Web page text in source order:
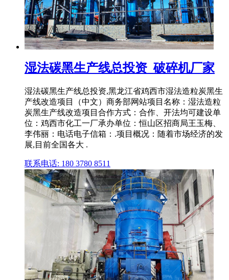
湿法碳黑生产线总投资_破碎机厂家
湿法碳黑生产线总投资,黑龙江省鸡西市湿法造粒炭黑生
产线改造项目（中文）商务部网站项目名称：湿法造粒
炭黑生产线改造项目合作方式：合作、开法均可建设单
位：鸡西市化工一厂承办单位：恒山区招商局王玉梅、
李伟丽：电话电子信箱：.项目概况：随着市场经济的发
展,目前全国各大 .
联系电话: 180 3780 8511